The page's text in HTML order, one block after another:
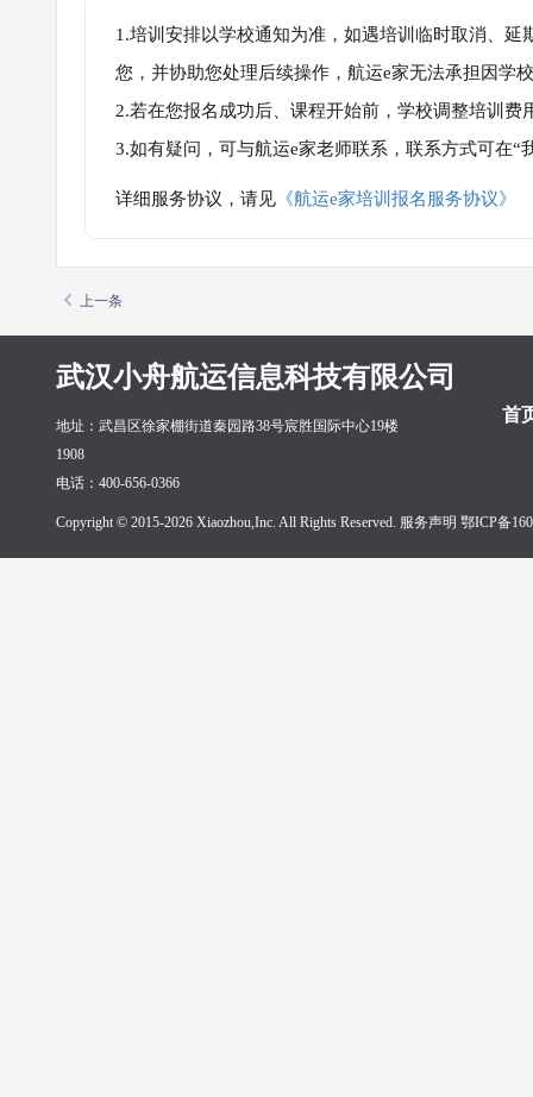
1.培训安排以学校通知为准，如遇培训临时取消、
您，并协助您处理后续操作，航运e家无法承担因学
2.若在您报名成功后、课程开始前，学校调整培训
3.如有疑问，可与航运e家老师联系，联系方式可在
详细服务协议，请见 《航运e家培训报名服务协议》
上一条
武汉小舟航运信息科技有限公司
首
地址：武昌区徐家棚街道秦园路38号宸胜国际中心19楼
1908
电话：400-656-0366
Copyright © 2015-2026 Xiaozhou,Inc. All Rights Reserved. 服务声明 鄂ICP备